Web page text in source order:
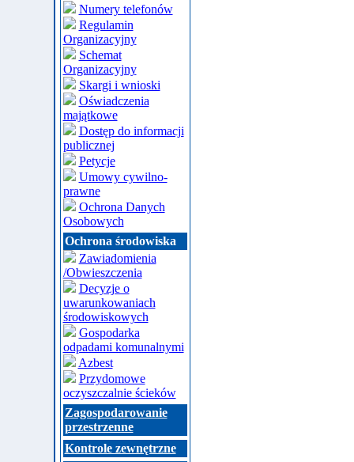
Numery telefonów
Regulamin
Organizacyjny
Schemat
Organizacyjny
Skargi i wnioski
Oświadczenia
majątkowe
Dostęp do informacji
publicznej
Petycje
Umowy cywilno-
prawne
Ochrona Danych
Osobowych
Ochrona środowiska
Zawiadomienia
/Obwieszczenia
Decyzje o
uwarunkowaniach
środowiskowych
Gospodarka
odpadami komunalnymi
Azbest
Przydomowe
oczyszczalnie ścieków
Zagospodarowanie
przestrzenne
Kontrole zewnętrzne